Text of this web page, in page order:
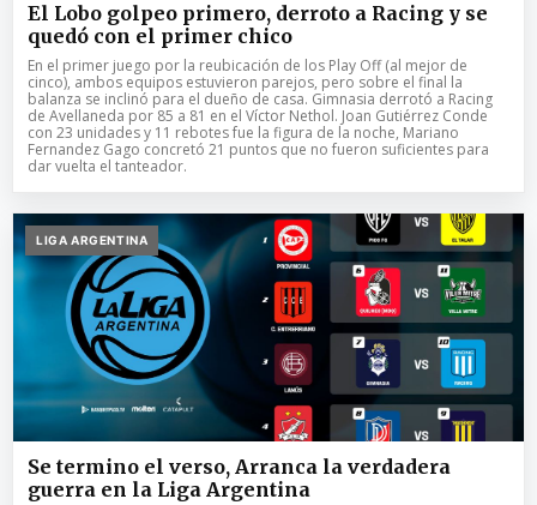
El Lobo golpeo primero, derroto a Racing y se
quedó con el primer chico
En el primer juego por la reubicación de los Play Off (al mejor de
cinco), ambos equipos estuvieron parejos, pero sobre el final la
balanza se inclinó para el dueño de casa. Gimnasia derrotó a Racing
de Avellaneda por 85 a 81 en el Víctor Nethol. Joan Gutiérrez Conde
con 23 unidades y 11 rebotes fue la figura de la noche, Mariano
Fernandez Gago concretó 21 puntos que no fueron suficientes para
dar vuelta el tanteador.
LIGA ARGENTINA
Se termino el verso, Arranca la verdadera
guerra en la Liga Argentina